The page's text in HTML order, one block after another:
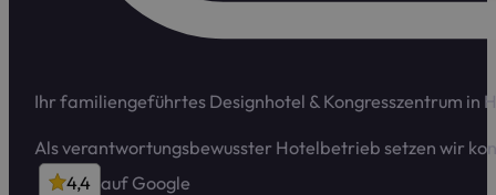
Ihr familiengeführtes Designhotel & Kongress­zentrum in
Als verant­wortungs­bewusster Hotelbetrieb setzen wir
4,44,4 von 5 Sternen auf Google
auf Google